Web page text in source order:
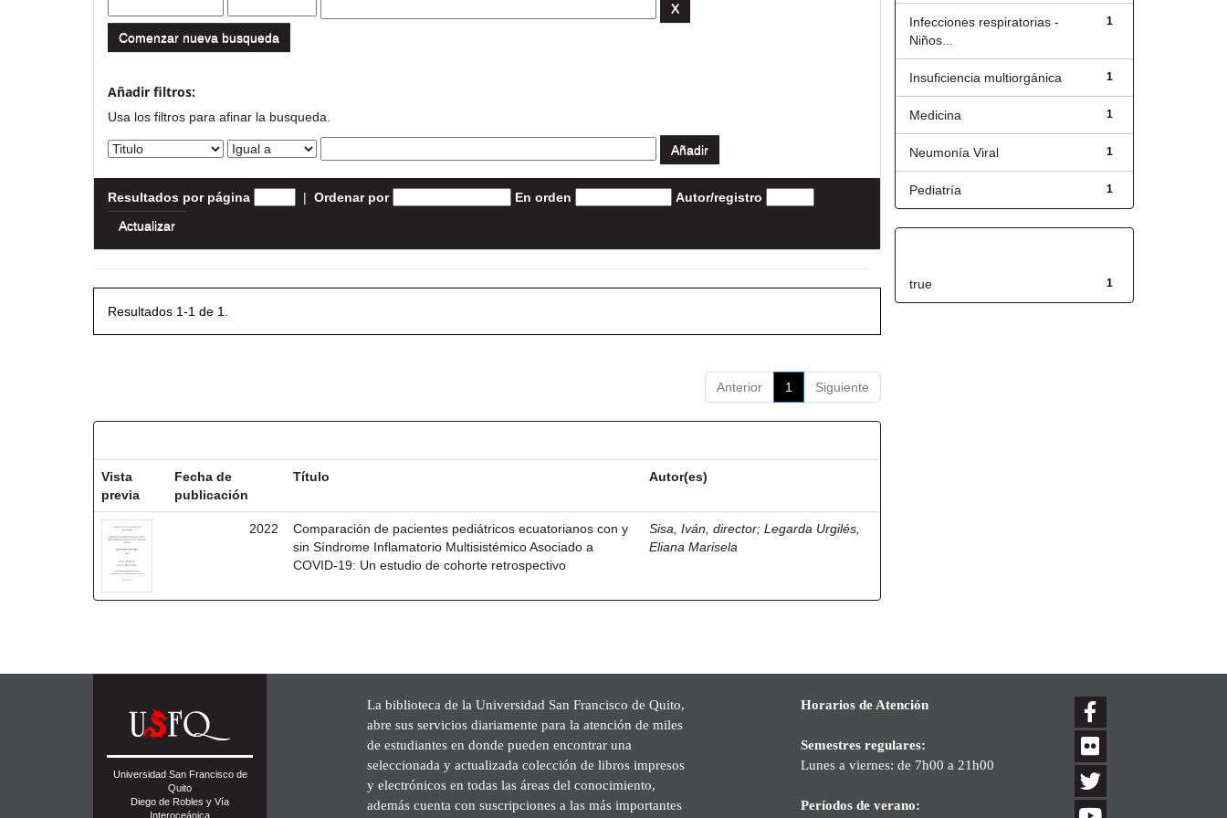
Comenzar nueva busqueda
Añadir filtros:
Usa los filtros para afinar la busqueda.
Resultados por página | Ordenar por En orden Autor/registro
Resultados 1-1 de 1.
Anterior 1 Siguiente
Vista
previa
Fecha de
publicación
Título Autor(es)
2022
Comparación de pacientes pediátricos ecuatorianos con y
sin Síndrome Inflamatorio Multisistémico Asociado a
COVID-19: Un estudio de cohorte retrospectivo
Sisa, Iván, director;Legarda Urgilés,
Eliana Marisela
1
Infecciones respiratorias -
Niños...
1
Insuficiencia multiorgánica
1
Medicina
1
Neumonía Viral
1
Pediatría
1
true
Universidad San Francisco de
Quito
Diego de Robles y Vía
Interoceánica
La biblioteca de la Universidad San Francisco de Quito,
abre sus servicios diariamente para la atención de miles
de estudiantes en donde pueden encontrar una
seleccionada y actualizada colección de libros impresos
y electrónicos en todas las áreas del conocimiento,
además cuenta con suscripciones a las más importantes
Horarios de Atención
Semestres regulares:
Lunes a viernes: de 7h00 a 21h00
Períodos de verano: